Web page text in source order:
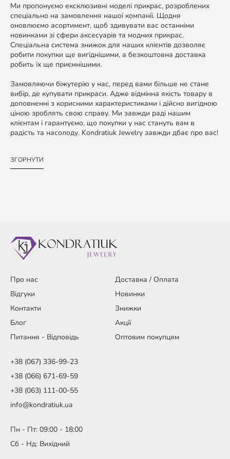
Ми пропонуємо ексклюзивні моделі прикрас, розроблених
спеціально на замовлення нашої компанії. Щодня
оновлюємо асортимент, щоб здивувати вас останніми
новинками зі сфери аксесуарів та модних прикрас.
Спеціальна система знижок для наших клієнтів дозволяє
робити покупки ще вигіднішими, а безкоштовна доставка
робить їх ще приємнішими.
Замовляючи біжутерію у нас, перед вами більше не стане
вибір, де купувати прикраси. Адже відмінна якість товару в
доповненні з корисними характеристиками і дійсно вигідною
ціною зроблять свою справу. Ми завжди раді нашим
клієнтам і гарантуємо, що покупки у нас стануть вам в
радість та насолоду. Kondratiuk Jewelry завжди дбає про вас!
ЗГОРНУТИ
Про нас
Доставка / Оплата
Відгуки
Новинки
Контакти
Знижки
Блог
Акції
Питання - Відповідь
Оптовим покупцям
+38 (067) 336-99-23
+38 (066) 671-69-59
+38 (063) 111-00-55
info@kondratiuk.ua
Пн - Пт: 09:00 - 18:00
Сб - Нд: Вихідний